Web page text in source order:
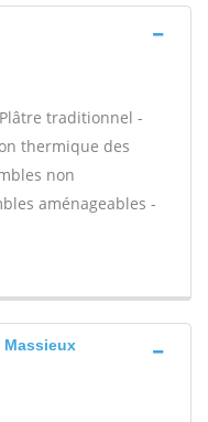
traditionnel -
thermique des
non
aménageables -
Massieux